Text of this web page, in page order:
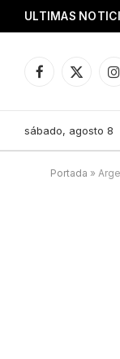
ULTIMAS
Facebook
X
sábado, agosto 8
Portada »